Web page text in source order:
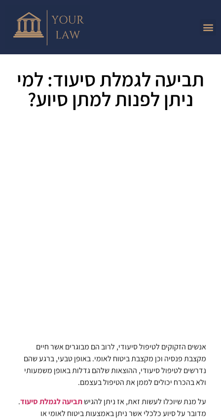
תביעה לגמלת סיעוד: למי
ניתן לפנות למתן סיוע?
אנשים הזקוקים לטיפול סיעודי, לרוב הם מבוגרים אשר חיים
מקצבת פנסיה וכן מקצבת ביטוח לאומי. באופן טבעי, ברגע שהם
נדרשים לטיפול סיעודי, ההוצאות שלהם גדלות באופן משמעותי
ולא בהכרח יכולים לממן את הטיפול בעצמם.
על מנת שיוכלו לעשות זאת, אז ניתן להגישתביעה לגמלת סיעוד.
מדובר על סיוע כלכלי אשר ניתן באמצעות ביטוח לאומי או